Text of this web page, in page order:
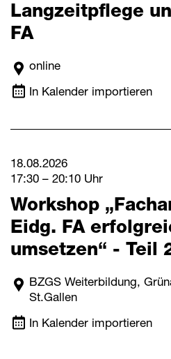
Langzeitpflege
FA
online
In Kalender importieren
18.08.2026
17:30 – 20:10 Uhr
Workshop
Eidg. FA
umsetzen“ - Teil
BZGS Weiterbildung,
St.Gallen
In Kalender importieren